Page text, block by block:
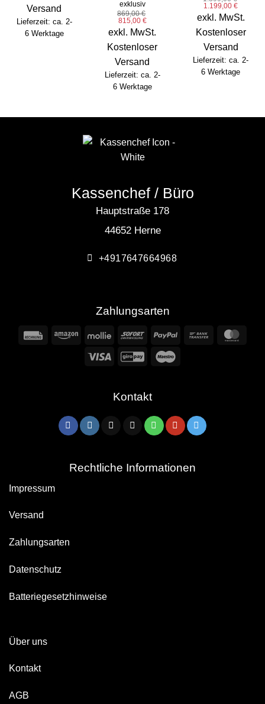
Versand
Lieferzeit: ca. 2-
6 Werktage
exklusiv
869,00€
Ursprünglicher
Preis
war:
869,00 €
815,00 €Aktueller
Preis
ist:
exkl. MwSt.
Kostenloser
Versand
Lieferzeit: ca. 2-
6 Werktage
Ursprünglicher
Preis
war:
1.399,00 €
1.199,00€
Preis
ist:
exkl. MwSt.
Kostenloser
Versand
Lieferzeit: ca. 2-
6 Werktage
Kassenchef / Büro
Hauptstraße 178
44652 Herne
+4917647664968
Zahlungsarten
RechungAmazonMollie Sofort PayPal
Bank
Visa GiroPay
Kontakt
Rechtliche Informationen
Impressum
Versand
Zahlungsarten
Datenschutz
Batteriegesetzhinweise
Über uns
Kontakt
AGB